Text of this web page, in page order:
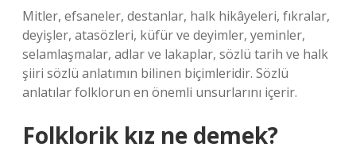
Mitler, efsaneler, destanlar, halk hikâyeleri, fıkralar,
deyişler, atasözleri, küfür ve deyimler, yeminler,
selamlaşmalar, adlar ve lakaplar, sözlü tarih ve halk
şiiri sözlü anlatımın bilinen biçimleridir. Sözlü
anlatılar folklorun en önemli unsurlarını içerir.
Folklorik kız ne demek?